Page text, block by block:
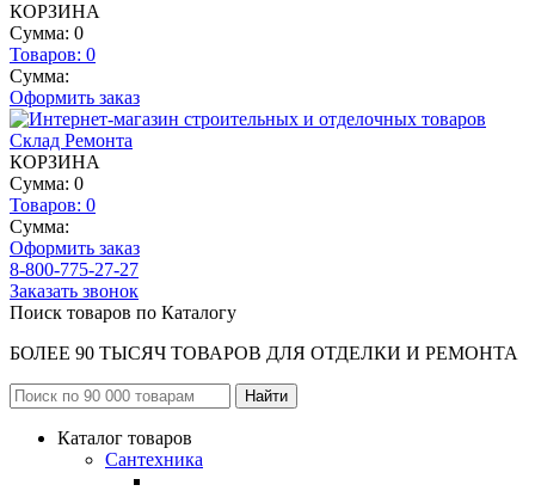
КОРЗИНА
Сумма: 0
Товаров: 0
Сумма:
Оформить заказ
КОРЗИНА
Сумма: 0
Товаров: 0
Сумма:
Оформить заказ
8-800-775-27-27
Заказать звонок
Поиск товаров по Каталогу
БОЛЕЕ 90 ТЫСЯЧ ТОВАРОВ ДЛЯ ОТДЕЛКИ И РЕМОНТА
Каталог товаров
Сантехника